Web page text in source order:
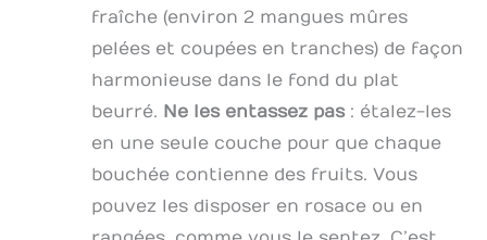
fraîche (environ 2 mangues mûres
pelées et coupées en tranches) de façon
harmonieuse dans le fond du plat
beurré. Ne les entassez pas: étalez-les
en une seule couche pour que chaque
bouchée contienne des fruits. Vous
pouvez les disposer en rosace ou en